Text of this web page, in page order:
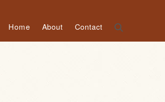
Home About Contact